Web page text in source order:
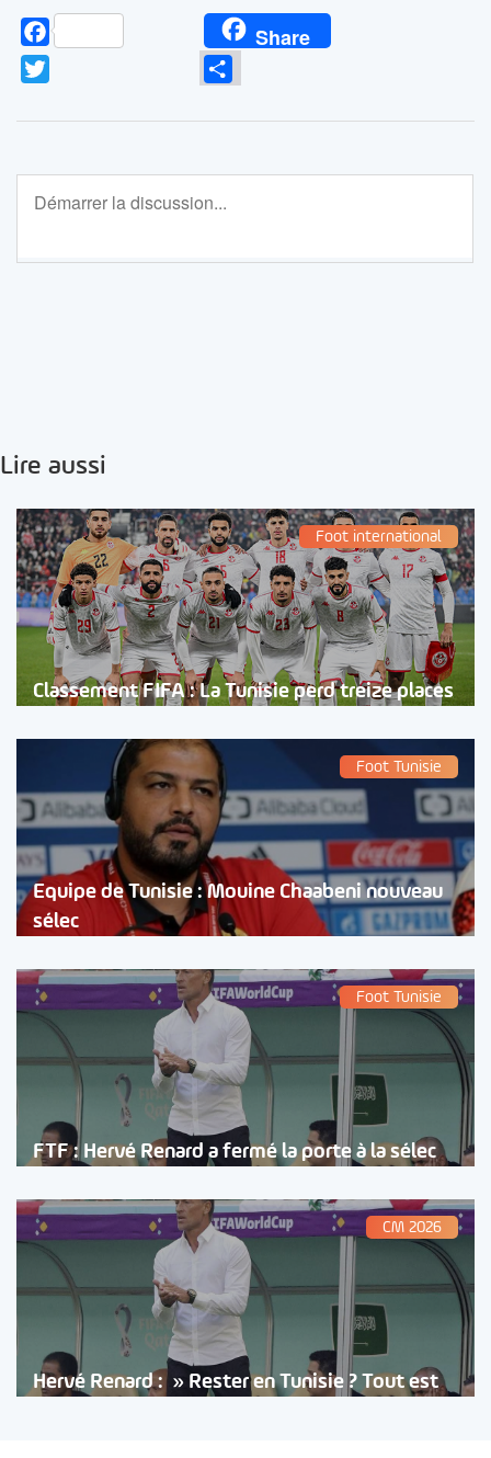
Facebook Share
Partager
Lire aussi
Foot international
Classement FIFA : La Tunisie perd treize places
Foot Tunisie
Equipe de Tunisie : Mouine Chaabeni nouveau
sélec
Foot Tunisie
FTF : Hervé Renard a fermé la porte à la sélec
CM 2026
Hervé Renard : » Rester en Tunisie ? Tout est